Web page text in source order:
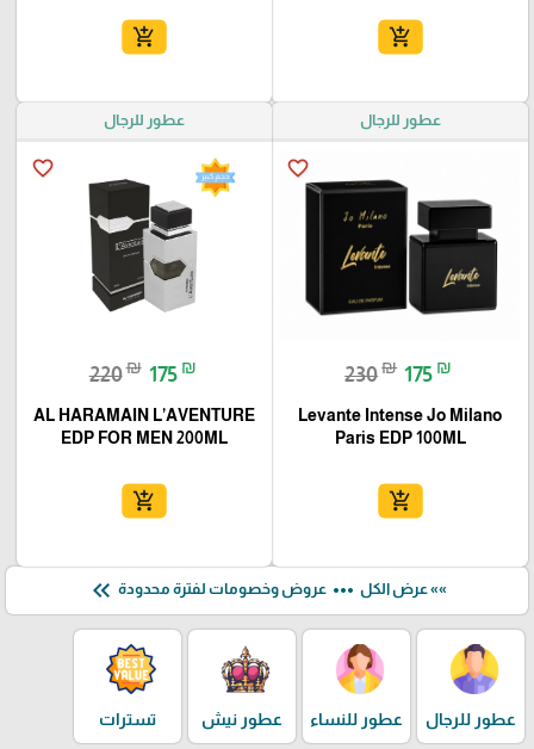
add_shopping_cart
add_shopping_cart
عطور للرجال
favorite_border
230₪ 175 ₪
Levante Intense Jo Milano
Paris EDP 100ML
add_shopping_cart
عطور للرجال
favorite_border
220₪ 175 ₪
AL HARAMAIN L’AVENTURE
EDP FOR MEN 200ML
add_shopping_cart
»» عرض الكل more_horiz عروض وخصومات لفترة محدودة keyboard_double_arrow_left
عطور للرجال عطور للنساء عطور نيش تسترات